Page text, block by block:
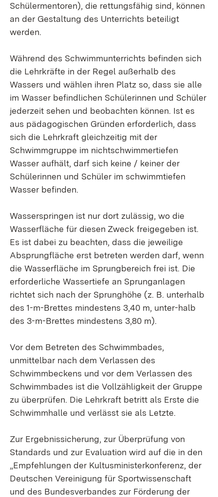
Schülermentoren), die rettungsfähig sind, können
an der Gestaltung des Unterrichts beteiligt
werden.
Während des Schwimmunterrichts befinden sich
die Lehrkräfte in der Regel außerhalb des
Wassers und wählen ihren Platz so, dass sie alle
im Wasser befindlichen Schülerinnen und Schüler
jederzeit sehen und beobachten können. Ist es
aus pädagogischen Gründen erforderlich, dass
sich die Lehrkraft gleichzeitig mit der
Schwimmgruppe im nichtschwimmertiefen
Wasser aufhält, darf sich keine / keiner der
Schülerinnen und Schüler im schwimmtiefen
Wasser befinden.
Wasserspringen ist nur dort zulässig, wo die
Wasserfläche für diesen Zweck freigegeben ist.
Es ist dabei zu beachten, dass die jeweilige
Absprungfläche erst betreten werden darf, wenn
die Wasserfläche im Sprungbereich frei ist. Die
erforderliche Wassertiefe an Sprunganlagen
richtet sich nach der Sprunghöhe (z. B. unterhalb
des 1-m-Brettes mindestens 3,40 m, unter-halb
des 3-m-Brettes mindestens 3,80 m).
Vor dem Betreten des Schwimmbades,
unmittelbar nach dem Verlassen des
Schwimmbeckens und vor dem Verlassen des
Schwimmbades ist die Vollzähligkeit der Gruppe
zu überprüfen. Die Lehrkraft betritt als Erste die
Schwimmhalle und verlässt sie als Letzte.
Zur Ergebnissicherung, zur Überprüfung von
Standards und zur Evaluation wird auf die in den
„Empfehlungen der Kultusministerkonferenz, der
Deutschen Vereinigung für Sportwissenschaft
und des Bundesverbandes zur Förderung der